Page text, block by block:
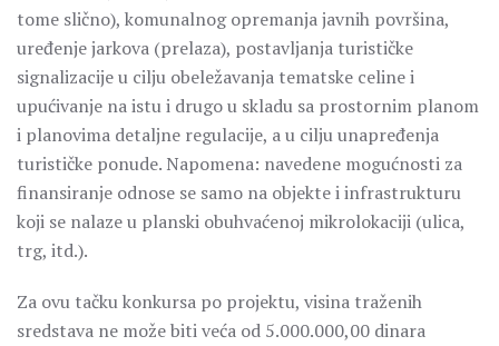
tome slično), komunalnog opremanja javnih površina,
uređenje jarkova (prelaza), postavljanja turističke
signalizacije u cilju obeležavanja tematske celine i
upućivanje na istu i drugo u skladu sa prostornim planom
i planovima detaljne regulacije, a u cilju unapređenja
turističke ponude. Napomena: navedene mogućnosti za
finansiranje odnose se samo na objekte i infrastrukturu
koji se nalaze u planski obuhvaćenoj mikrolokaciji (ulica,
trg, itd.).
Za ovu tačku konkursa po projektu, visina traženih
sredstava ne može biti veća od 5.000.000,00 dinara